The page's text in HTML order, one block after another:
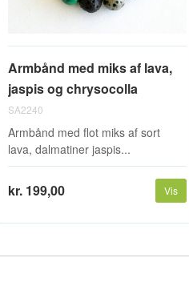
Armbånd med miks af lava,
jaspis og chrysocolla
SA2240
Armbånd med flot miks af sort
lava, dalmatiner jaspis...
kr. 199,00 Vis